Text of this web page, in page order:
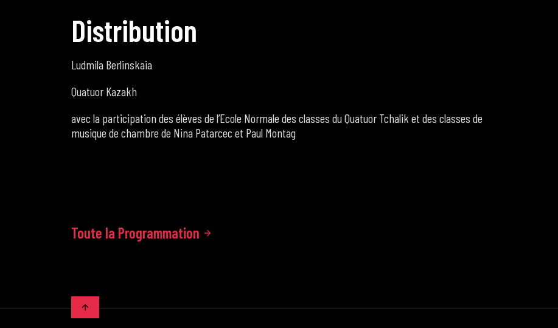
Distribution
Ludmila Berlinskaia
Quatuor Kazakh
avec la participation des élèves de l’Ecole Normale des classes du Quatuor Tchalik et des classes de
musique de chambre de Nina Patarcec et Paul Montag
Toute la Programmation